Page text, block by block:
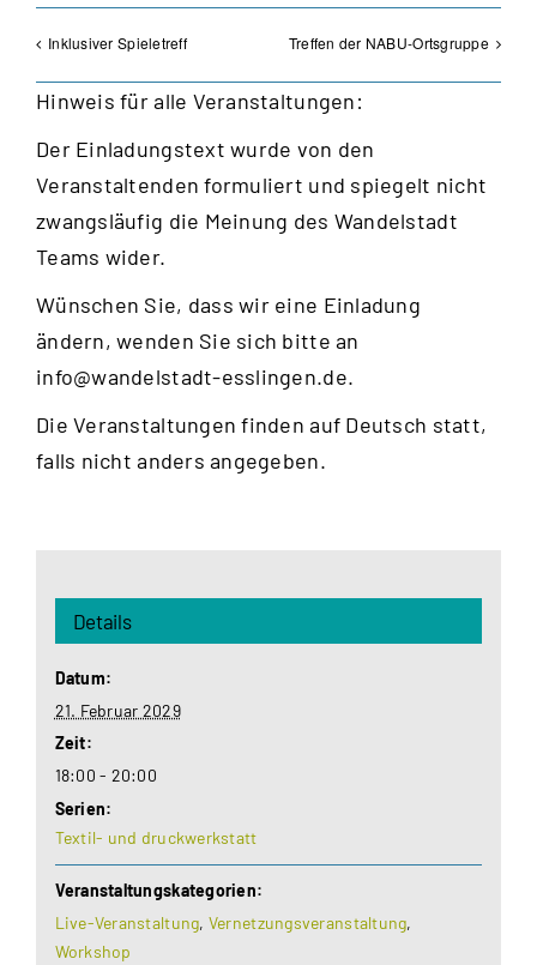
Inklusiver Spieletreff Treffen der NABU-Ortsgruppe
Hinweis für alle Veranstaltungen:
Der Einladungstext wurde von den
Veranstaltenden formuliert und spiegelt nicht
zwangsläufig die Meinung des Wandelstadt
Teams wider.
Wünschen Sie, dass wir eine Einladung
ändern, wenden Sie sich bitte an
info@wandelstadt-esslingen.de.
Die Veranstaltungen finden auf Deutsch statt,
falls nicht anders angegeben.
Details
Datum:
21. Februar 2029
Zeit:
18:00 - 20:00
Serien:
Textil- und druckwerkstatt
Veranstaltungskategorien:
Live-Veranstaltung, Vernetzungsveranstaltung,
Workshop